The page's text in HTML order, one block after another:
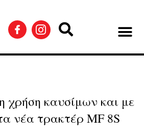
χρήση καυσίμων και με
νέα τρακτέρ MF 8S